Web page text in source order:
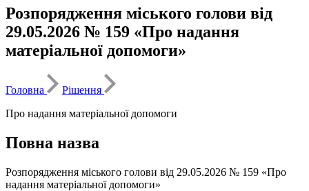
Розпорядження міського голови від
29.05.2026 № 159 «Про надання
матеріальної допомоги»
Головна
Рішення
Про надання матеріальної допомоги
Повна назва
Розпорядження міського голови від 29.05.2026 № 159 «Про
надання матеріальної допомоги»